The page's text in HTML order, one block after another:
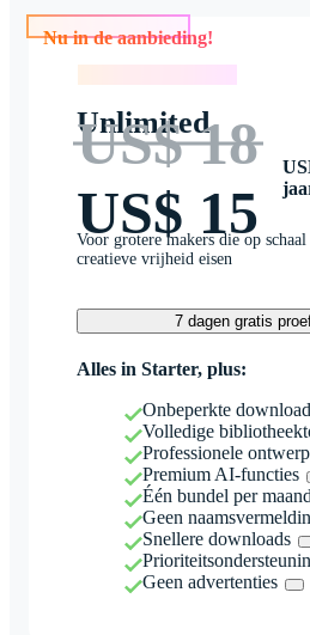
Nu in de aanbieding!
Unlimited
US$ 18
US$ 15
Voor grotere makers die op
creatieve vrijheid eisen
7 dagen gratis
Alles in Starter, plus:
Onbeperkte
Volledige
Professionele
Premium AI-functies
Één bundel per maand
Geen
Snellere downloads
Geen advertenties